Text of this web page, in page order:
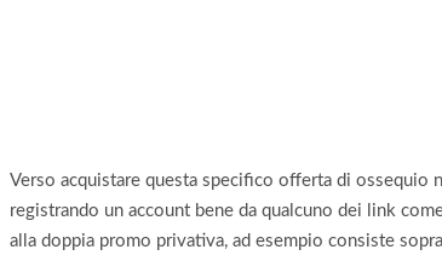
Verso acquistare questa specifico offerta di ossequio
registrando un account bene da qualcuno dei link
alla doppia promo privativa, ad esempio consiste